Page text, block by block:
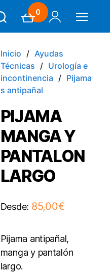
0
Inicio
Ayudas
Técnicas
Urología e
incontinencia
Pijama
s antipañal
PIJAMA
MANGA Y
PANTALON
LARGO
Desde: 85,00€
Pijama antipañal,
manga y pantalón
largo.